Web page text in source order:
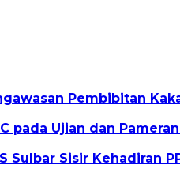
Pembibitan
pada Ujian dan
Sulbar Sisir Kehadiran